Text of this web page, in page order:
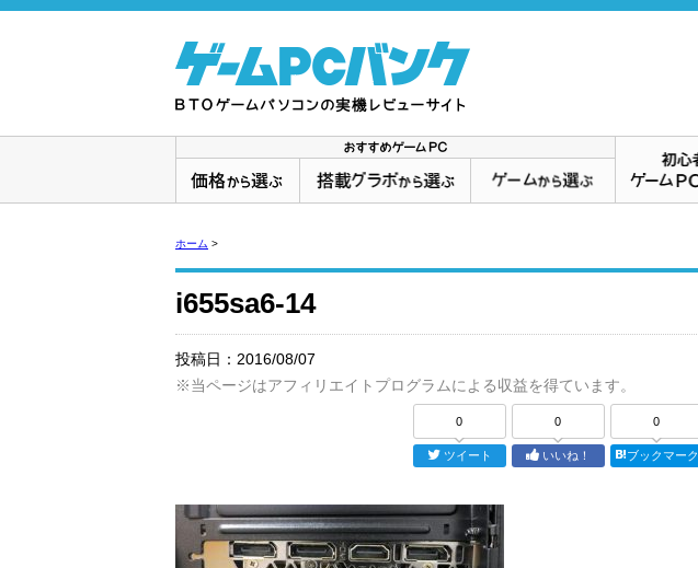
ホーム >
i655sa6-14
投稿日： 2016/08/07
※当ページはアフィリエイトプログラムによる収益を得ています。
0
ツイート
0
いいね！
0
ブックマーク